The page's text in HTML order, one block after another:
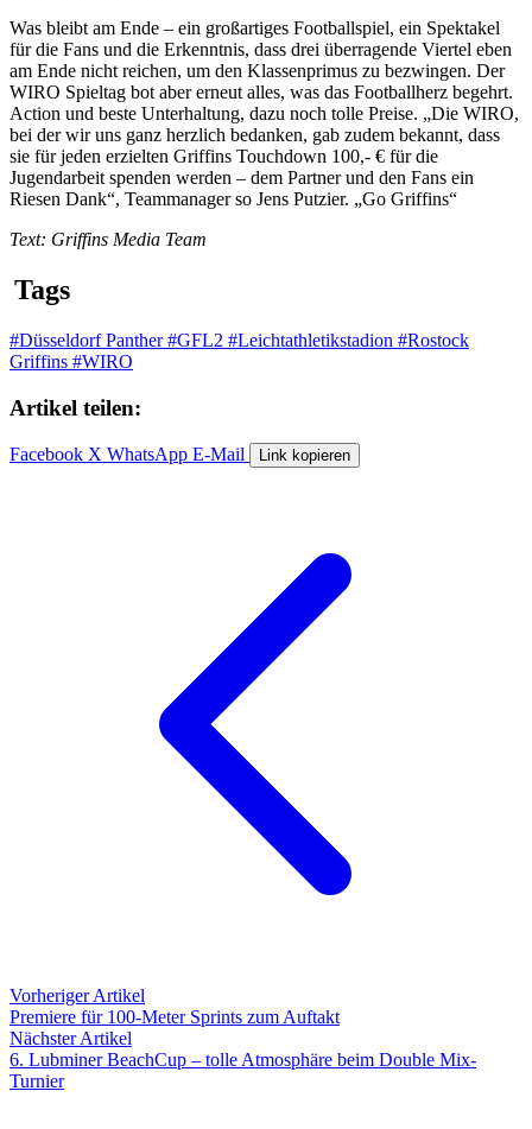
Was bleibt am Ende – ein großartiges Footballspiel, ein Spektakel
für die Fans und die Erkenntnis, dass drei überragende Viertel eben
am Ende nicht reichen, um den Klassenprimus zu bezwingen. Der
WIRO Spieltag bot aber erneut alles, was das Footballherz begehrt.
Action und beste Unterhaltung, dazu noch tolle Preise. „Die WIRO,
bei der wir uns ganz herzlich bedanken, gab zudem bekannt, dass
sie für jeden erzielten Griffins Touchdown 100,- € für die
Jugendarbeit spenden werden – dem Partner und den Fans ein
Riesen Dank“, Teammanager so Jens Putzier. „Go Griffins“
Text: Griffins Media Team
Tags
#Düsseldorf Panther#GFL2 #Leichtathletikstadion #Rostock
Griffins #WIRO
Artikel teilen:
Facebook X WhatsApp E-Mail Link kopieren
Vorheriger Artikel
Premiere für 100-Meter Sprints zum Auftakt
Nächster Artikel
6. Lubminer BeachCup – tolle Atmosphäre beim Double Mix-
Turnier